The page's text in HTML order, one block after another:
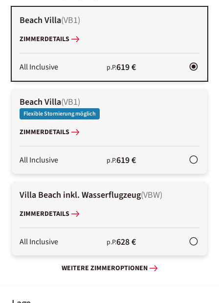
Beach Villa(VB1)
ZIMMERDETAILS
All Inclusive p.P.619 €
Beach Villa(VB1)
Flexible Stornierung möglich
ZIMMERDETAILS
All Inclusive p.P.619 €
Villa Beach inkl. Wasserflugzeug(VBW)
ZIMMERDETAILS
All Inclusive p.P.628 €
WEITERE ZIMMEROPTIONEN